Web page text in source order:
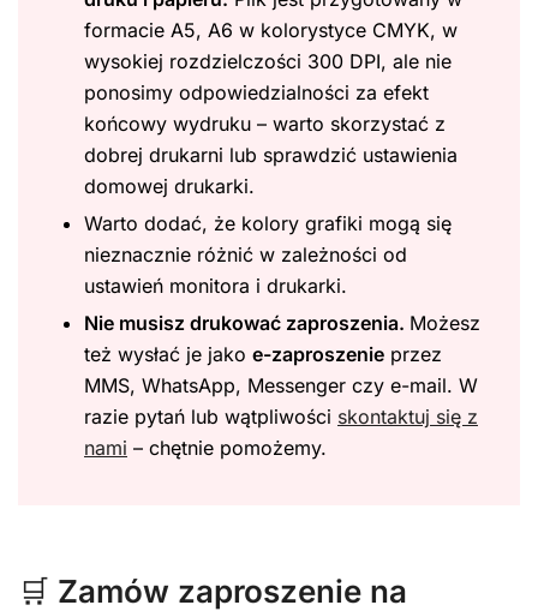
formacie A5, A6 w kolorystyce CMYK, w
wysokiej rozdzielczości 300 DPI, ale nie
ponosimy odpowiedzialności za efekt
końcowy wydruku – warto skorzystać z
dobrej drukarni lub sprawdzić ustawienia
domowej drukarki.
Warto dodać, że kolory grafiki mogą się
nieznacznie różnić w zależności od
ustawień monitora i drukarki.
Nie musisz drukować zaproszenia. Możesz
też wysłać je jako e-zaproszenie przez
MMS, WhatsApp, Messenger czy e-mail. W
razie pytań lub wątpliwości skontaktuj się z
nami – chętnie pomożemy.
🛒 Zamów zaproszenie na